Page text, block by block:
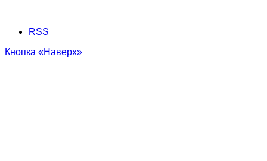
RSS
Кнопка «Наверх»